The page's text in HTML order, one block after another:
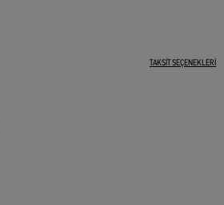
TAKSİT SEÇENEKLERİ